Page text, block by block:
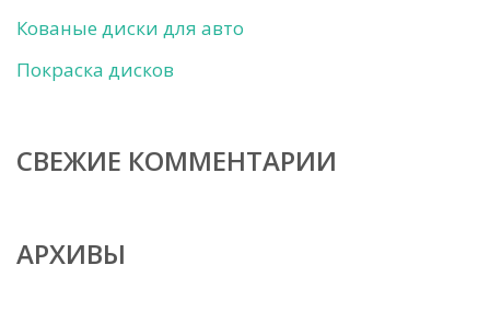
Кованые диски для авто
Покраска дисков
СВЕЖИЕ КОММЕНТАРИИ
АРХИВЫ